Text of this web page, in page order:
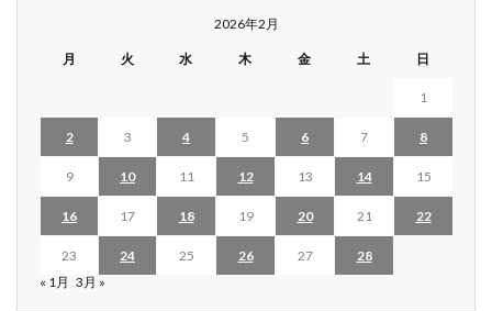
2026年2月
月 火 水 木 金 土 日
1
2 3 4 5 6 7 8
9 10 11 12 13 14 15
16 17 18 19 20 21 22
23 24 25 26 27
28
« 1月 3月 »